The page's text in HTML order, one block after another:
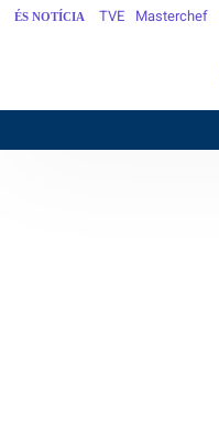
ÉS NOTÍCIA TVE Masterchef